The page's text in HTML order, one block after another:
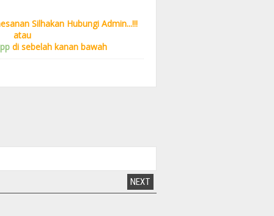
Silhakan Hubungi Admin...!!!
atau
di sebelah kanan bawah
NEXT